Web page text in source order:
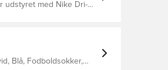
Blå, Fodboldsokker,